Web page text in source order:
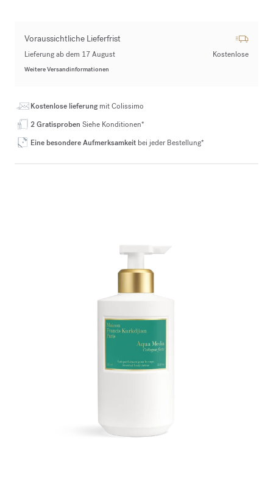
Voraussichtliche Lieferfrist
Lieferung ab dem 17 August Kostenlose
Weitere Versandinformationen
Kostenlose lieferungmit Colissimo
2 Gratisproben Siehe Konditionen*
Eine besondere Aufmerksamkeit bei jeder Bestellung*